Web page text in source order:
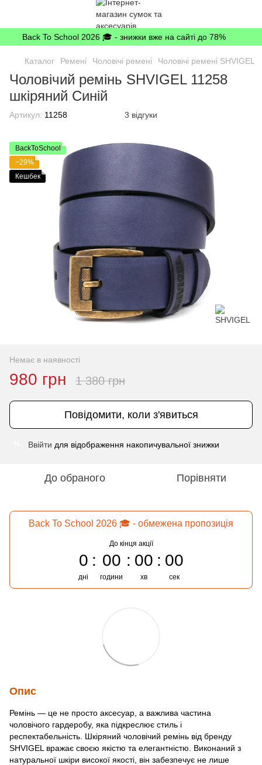
Back To School 2026 🎓 - знижки вже на сайті до 78%
Каталог Ремені Чоловічі ремені Чоловічі ремені SHVIGEL
Чоловічий ремінь SHVIGEL 11258
шкіряний Синій
Артикул: 11258 3 відгуки
BackToSchool
−29%
Кешбек
Немає в наявності
980 грн 1 380 грн
Повідомити, коли з'явиться
Ввійти для відображення накопичувальної знижки
До обраного Порівняти
Back To School 2026 🎓 - обмежена пропозиція
До кінця акції
0
дні
00
години
00
хв
00
сек
Опис
Ремінь — це не просто аксесуар, а важлива частина
чоловічого гардеробу, яка підкреслює стиль і
респектабельність. Шкіряний чоловічий ремінь від бренду
SHVIGEL вражає своєю якістю та елегантністю. Виконаний з
натуральної шкіри високої якості, він забезпечує не лише